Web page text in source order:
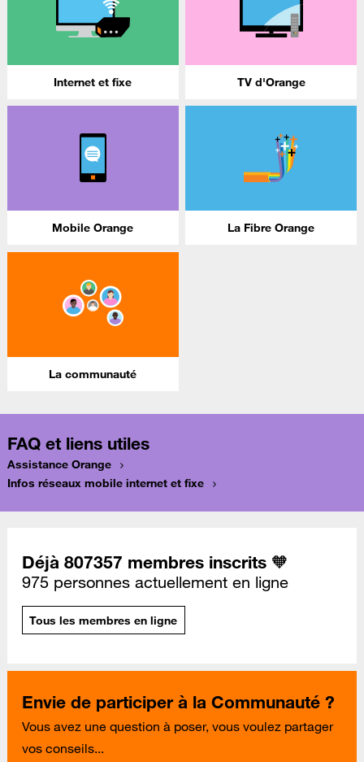
Internet et fixe TV d'Orange
Mobile Orange La Fibre Orange
La communauté
FAQ et liens utiles
Assistance Orange
Infos réseaux mobile internet et fixe
Déjà 807357 membres inscrits 🧡
975 personnes actuellement en ligne
Tous les membres en ligne
Envie de participer à la Communauté ?
Vous avez une question à poser, vous voulez partager
vos conseils...